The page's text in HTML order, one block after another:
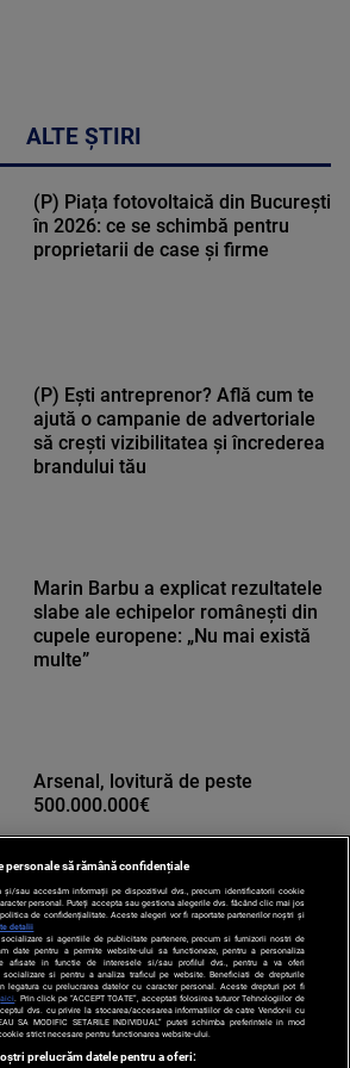
ALTE ȘTIRI
(P) Piața fotovoltaică din București
în 2026: ce se schimbă pentru
proprietarii de case și firme
(P) Ești antreprenor? Află cum te
ajută o campanie de advertoriale
să crești vizibilitatea și încrederea
brandului tău
Marin Barbu a explicat rezultatele
slabe ale echipelor românești din
cupele europene: „Nu mai există
multe”
Arsenal, lovitură de peste
500.000.000€
personale să rămână confidențiale
și/sau accesăm informații pe dispozitivul dvs., precum identificatorii cookie
personal. Puteți accepta sau gestiona alegerile dvs. făcând clic mai jos
de confidențialitate. Aceste alegeri vor fi raportate partenerilor noștri și
detalii
si agentiile de publicitate partenere, precum si furnizorii nostri de
date pentru a permite website-ului sa functioneze, pentru a personaliza
afisate in functie de interesele si/sau profilul dvs., pentru a va oferi
si pentru a analiza traficul pe website. Beneficiati de drepturile
legatura cu prelucrarea datelor cu caracter personal. Aceste drepturi pot fi
aici . Prin click pe “ACCEPT TOATE”, acceptati folosirea tuturor Tehnologiilor de
dvs. cu privire la stocarea/accesarea informatiilor de catre Vendor-ii cu
SA MODIFIC SETARILE INDIVIDUAL” puteti schimba preferintele in mod
strict necesare pentru functionarea website-ului.
prelucrăm datele pentru a oferi: